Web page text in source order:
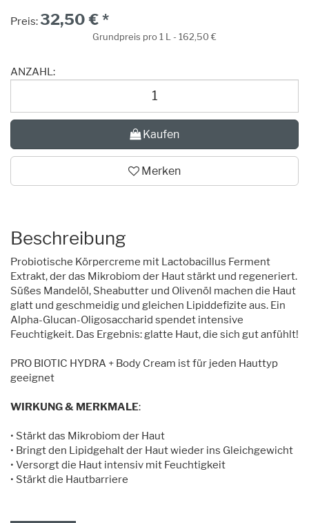
Preis: 32,50 € *
Grundpreis pro 1 L - 162,50 €
ANZAHL:
Kaufen
Merken
Beschreibung
Probiotische Körpercreme mit Lactobacillus Ferment
Extrakt, der das Mikrobiom der Haut stärkt und regeneriert.
Süßes Mandelöl, Sheabutter und Olivenöl machen die Haut
glatt und geschmeidig und gleichen Lipiddefizite aus. Ein
Alpha-Glucan-Oligosaccharid spendet intensive
Feuchtigkeit. Das Ergebnis: glatte Haut, die sich gut anfühlt!
PRO BIOTIC HYDRA + Body Cream ist für jeden Hauttyp
geeignet
WIRKUNG & MERKMALE:
• Stärkt das Mikrobiom der Haut
• Bringt den Lipidgehalt der Haut wieder ins Gleichgewicht
• Versorgt die Haut intensiv mit Feuchtigkeit
• Stärkt die Hautbarriere